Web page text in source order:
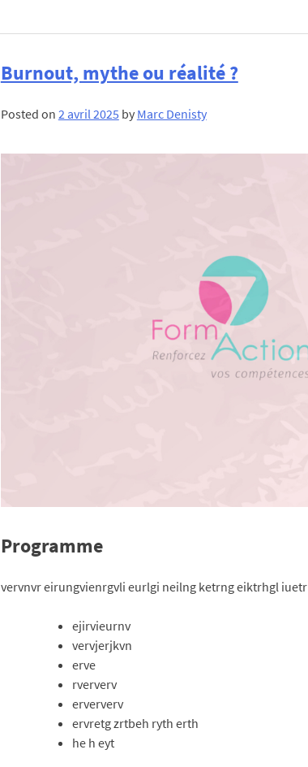
Burnout, mythe ou réalité ?
Posted on 2 avril 2025 by Marc Denisty
Programme
vervnvr eirungvienrgvli eurlgi neilng ketrng eiktrhgl iuetr
ejirvieurnv
vervjerjkvn
erve
rververv
erververv
ervretg zrtbeh ryth erth
he h eyt